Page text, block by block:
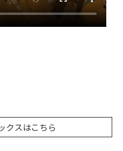
クスはこちら